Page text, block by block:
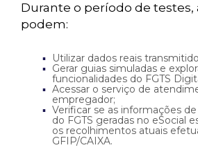
Durante o período de testes,
podem:
Utilizar dados reais
Gerar guias simuladas e
funcionalidades do FGTS
Acessar o serviço de
empregador;
Verificar se as informações
do FGTS geradas no eSocial
os recolhimentos atuais
GFIP/CAIXA.